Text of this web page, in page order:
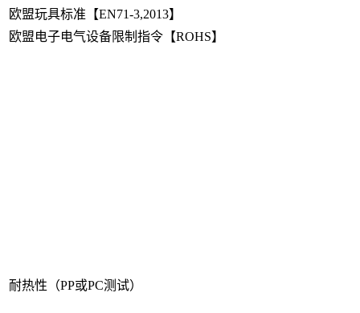
欧盟玩具标准【EN71-3,2013】
欧盟电子电气设备限制指令【ROHS】
耐热性（PP或PC测试）